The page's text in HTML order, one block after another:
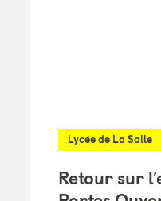
Lycée de La Salle
Retour sur